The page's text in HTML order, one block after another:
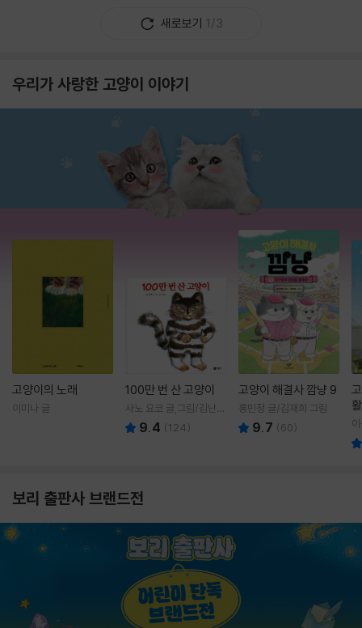
새로보기 1/3
우리가 사랑한 고양이 이야기
고양이의 노래
이미나 글
100만 번 산 고양이
사노 요코 글,그림/김난주
역 9.4 (124)
고양이 해결사 깜냥 9
홍민정 글/김재희 그림
9.7 (60)
보리 출판사 브랜드전